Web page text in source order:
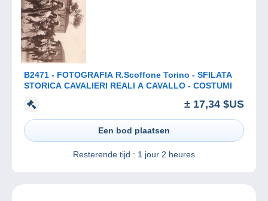
B2471 - FOTOGRAFIA R.Scoffone Torino - SFILATA
STORICA CAVALIERI REALI A CAVALLO - COSTUMI
± 17,34 $US
Een bod plaatsen
Resterende tijd : 1 jour 2 heures